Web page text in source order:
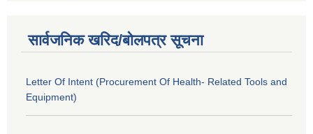
सार्वजनिक खरिद/बोलपत्र सूचना
Letter Of Intent (Procurement Of Health- Related Tools and
Equipment)